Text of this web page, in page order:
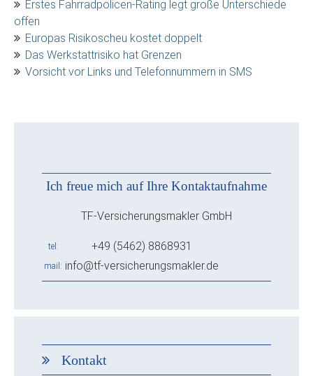
Erstes Fahrradpolicen-Rating legt große Unterschiede
offen
Europas Risikoscheu kostet doppelt
Das Werkstattrisiko hat Grenzen
Vorsicht vor Links und Telefonnummern in SMS
Ich freue mich auf Ihre Kontaktaufnahme
TF-Versicherungsmakler GmbH
tel +49 (5462) 8868931
mail info@tf-versicherungsmakler.de
Kontakt